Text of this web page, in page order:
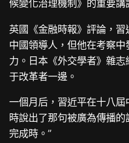
候變化治理機制》的重要
英國《金融時報》評論，
中國領導人，但他在考察
力。日本《外交學者》雜
于改革者一邊。
一個月后，習近平在十八
時說出了那句被廣為傳播
完成時。”